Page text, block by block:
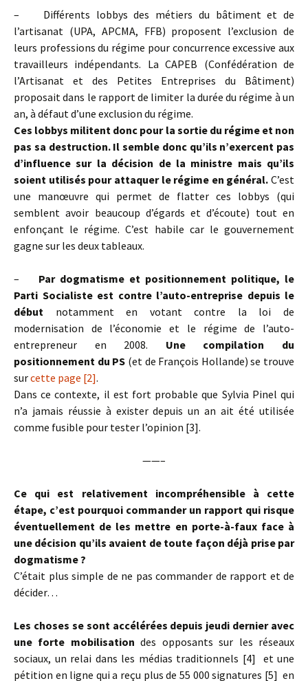
– Différents lobbys des métiers du bâtiment et de
l’artisanat (UPA, APCMA, FFB) proposent l’exclusion de
leurs professions du régime pour concurrence excessive aux
travailleurs indépendants. La CAPEB (Confédération de
l’Artisanat et des Petites Entreprises du Bâtiment)
proposait dans le rapport de limiter la durée du régime à un
an, à défaut d’une exclusion du régime.
Ces lobbys militent donc pour la sortie du régime et non
pas sa destruction. Il semble donc qu’ils n’exercent pas
d’influence sur la décision de la ministre mais qu’ils
soient utilisés pour attaquer le régime en général. C’est
une manœuvre qui permet de flatter ces lobbys (qui
semblent avoir beaucoup d’égards et d’écoute) tout en
enfonçant le régime. C’est habile car le gouvernement
gagne sur les deux tableaux.
– Par dogmatisme et positionnement politique, le
Parti Socialiste est contre l’auto-entreprise depuis le
début notamment en votant contre la loi de
modernisation de l’économie et le régime de l’auto-
entrepreneur en 2008. Une compilation du
positionnement du PS (et de François Hollande) se trouve
surcette page [2].
Dans ce contexte, il est fort probable que Sylvia Pinel qui
n’a jamais réussie à exister depuis un an ait été utilisée
comme fusible pour tester l’opinion [3].
——–
Ce qui est relativement incompréhensible à cette
étape, c’est pourquoi commander un rapport qui risque
éventuellement de les mettre en porte-à-faux face à
une décision qu’ils avaient de toute façon déjà prise par
dogmatisme ?
C’était plus simple de ne pas commander de rapport et de
décider…
Les choses se sont accélérées depuis jeudi dernier avec
une forte mobilisation des opposants sur les réseaux
sociaux, un relai dans les médias traditionnels [4] et une
pétition en ligne qui a reçu plus de 55 000 signatures [5] en